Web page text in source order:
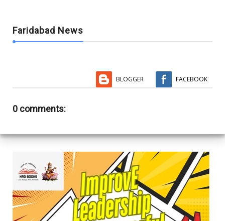
Faridabad News
BLOGGER FACEBOOK
0 comments: